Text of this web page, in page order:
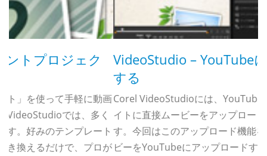
VideoStudio – YouTubeにアップロード
Corel VideoStudioには、YouTube や Vimeo といったサ
イトに直接ムービーをアップロードする機能を備えていま
す。今回はこのアップロード機能を使って、作成したムー
ビーをYouTubeにアップロードする手順を紹介していき